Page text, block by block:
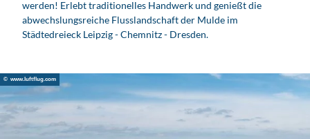
e
n
werden! Erlebt traditionelles Handwerk und genießt die
abwechslungsreiche Flusslandschaft der Mulde im
Städtedreieck Leipzig - Chemnitz - Dresden.
© www.luftflug.com